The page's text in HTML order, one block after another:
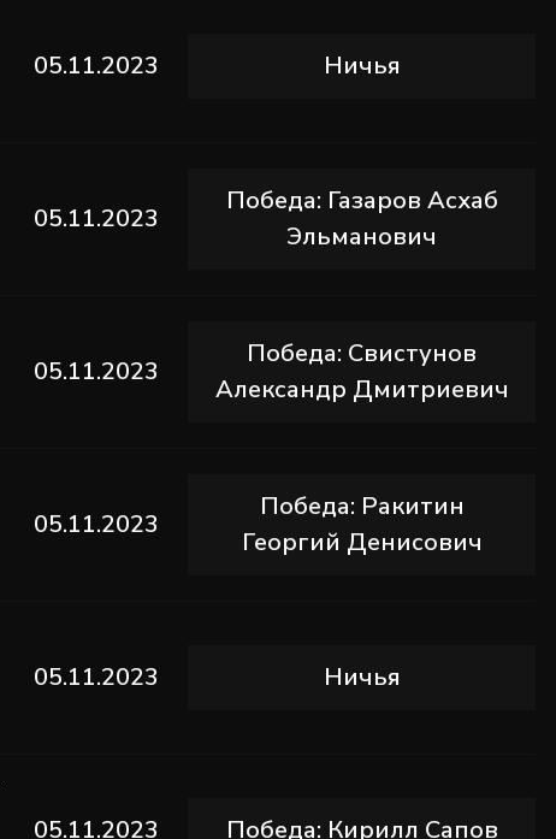
05.11.2023 Ничья
05.11.2023
Победа: Газаров Асхаб
Эльманович
05.11.2023
Победа: Свистунов
Александр Дмитриевич
05.11.2023
Победа: Ракитин
Георгий Денисович
05.11.2023 Ничья
05.11.2023 Победа: Кирилл Сапов